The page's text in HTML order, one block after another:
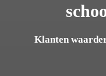
Klanten